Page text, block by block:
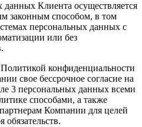
Клиента осуществляется
законным способом, в том
персональных данных с
или без
конфиденциальности
свое бессрочное согласие на
3 персональных данных всеми
способами, а также
Компании для целей